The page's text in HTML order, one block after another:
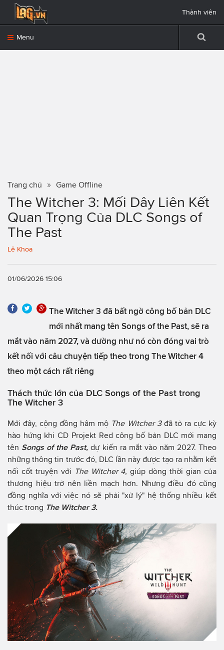
Menu
Thành viên
Trang chủ Game Offline
The Witcher 3: Mối Dây Liên Kết
Quan Trọng Của DLC Songs of
The Past
Lê Khoa
01/06/2026 15:06
The Witcher 3 đã bất ngờ công bố bản DLC
mới nhất mang tên Songs of the Past, sẽ ra
mắt vào năm 2027, và dường như nó còn đóng vai trò
kết nối với câu chuyện tiếp theo trong The Witcher 4
theo một cách rất riêng
Thách thức lớn của DLC Songs of the Past trong
The Witcher 3
Mới đây, cộng đồng hâm mộ The Witcher 3đã tỏ ra cực kỳ
hào hứng khi CD Projekt Red công bố bản DLC mới mang
tên Songs of the Past,dự kiến ra mắt vào năm 2027. Theo
những thông tin trước đó, DLC lần này được tạo ra nhằm kết
nối cốt truyện với The Witcher 4,giúp dòng thời gian của
thương hiệu trở nên liền mạch hơn. Nhưng điều đó cũng
đồng nghĩa với việc nó sẽ phải "xử lý" hệ thống nhiều kết
thúc trong The Witcher 3.